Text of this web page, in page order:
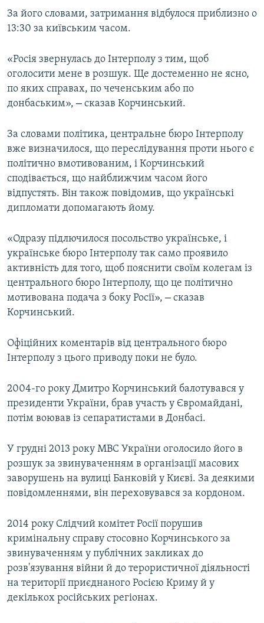
За його словами, затримання відбулося приблизно о
13:30 за київським часом.
«Росія звернулась до Інтерполу з тим, щоб
оголосити мене в розшук. Ще достеменно не ясно,
по яких справах, по чеченським або по
донбаським», – сказав Корчинський.
За словами політика, центральне бюро Інтерполу
вже визначилося, що переслідування проти нього є
політично вмотивованим, і Корчинський
сподівається, що найближчим часом його
відпустять. Він також повідомив, що українські
дипломати допомагають йому.
«Одразу підлючилося посольство українське, і
українське бюро Інтерполу так само проявило
активність для того, щоб пояснити своїм колегам із
центрального бюро Інтерполу, що це політично
мотивована подача з боку Росії», – сказав
Корчинський.
Офіційних коментарів від центрального бюро
Інтерполу з цього приводу поки не було.
2004-го року Дмитро Корчинський балотувався у
президенти України, брав участь у Євромайдані,
потім воював із сепаратистами в Донбасі.
У грудні 2013 року МВС України оголосило його в
розшук за звинуваченням в організації масових
заворушень на вулиці Банковій у Києві. За деякими
повідомленнями, він переховувався за кордоном.
2014 року Слідчий комітет Росії порушив
кримінальну справу стосовно Корчинського за
звинуваченням у публічних закликах до
розв'язування війни й до терористичної діяльності
на території приєднаного Росією Криму й у
декількох російських регіонах.